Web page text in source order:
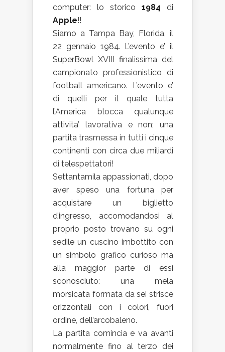
computer: lo storico 1984 di
Apple!!
Siamo a Tampa Bay, Florida, il
22 gennaio 1984. L’evento e’ il
SuperBowl XVIII finalissima del
campionato professionistico di
football americano. L’evento e’
di quelli per il quale tutta
l’America blocca qualunque
attivita’ lavorativa e non; una
partita trasmessa in tutti i cinque
continenti con circa due miliardi
di telespettatori!
Settantamila appassionati, dopo
aver speso una fortuna per
acquistare un biglietto
d’ingresso, accomodandosi al
proprio posto trovano su ogni
sedile un cuscino imbottito con
un simbolo grafico curioso ma
alla maggior parte di essi
sconosciuto: una mela
morsicata formata da sei strisce
orizzontali con i colori, fuori
ordine, dell’arcobaleno.
La partita comincia e va avanti
normalmente fino al terzo dei